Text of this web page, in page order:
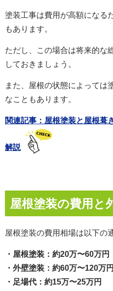
塗装工事は費用が高額になる
もあります。
ただし、この場合は将来的な
しておきましょう。
また、屋根の状態によっては
なこともあります。
関連記事：屋根塗装と屋根葺
解説
屋根塗装の費用と
屋根塗装の費用相場は以下の
・屋根塗装：約20万〜60万円
・外壁塗装：約60万〜120万円
・足場代：約15万〜25万円